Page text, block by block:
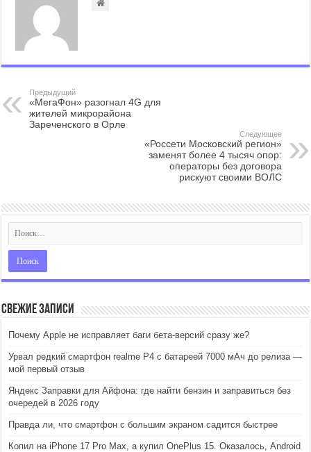
Предыдущий
«МегаФон» разогнал 4G для
жителей микрорайона
Зареченского в Орле
Следующее
«Россети Московский регион»
заменят более 4 тысяч опор:
операторы без договора
рискуют своими ВОЛС
Свежие записи
Почему Apple не исправляет баги бета-версий сразу же?
Урвал редкий смартфон realme P4 с батареей 7000 мАч до релиза —
мой первый отзыв
Яндекс Заправки для Айфона: где найти бензин и заправиться без
очередей в 2026 году
Правда ли, что смартфон с большим экраном садится быстрее
Копил на iPhone 17 Pro Max, а купил OnePlus 15. Оказалось, Android